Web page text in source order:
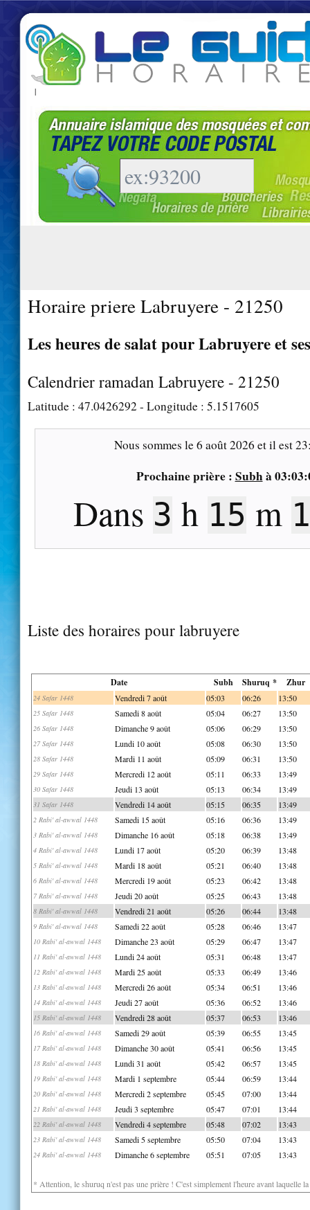
|
Horaire priere Labruyere - 21250
Les heures de salat pour Labruyere et
Calendrier ramadan Labruyere - 21250
Latitude : 47.0426292 - Longitude : 5.1517605
Nous sommes le6 août 2026 et il est
Prochaine prière : Subhà
Dans 3 h 15 m
Liste des horaires pour labruyere
Date Subh Shuruq * Zhur
24 Safar 1448 Vendredi 7 août 05:03 06:26 13:50
25 Safar 1448 Samedi 8 août 05:04 06:27 13:50
26 Safar 1448 Dimanche 9 août 05:06 06:29 13:50
27 Safar 1448 Lundi 10 août 05:08 06:30 13:50
28 Safar 1448 Mardi 11 août 05:09 06:31 13:50
29 Safar 1448 Mercredi 12 août 05:11 06:33 13:49
30 Safar 1448 Jeudi 13 août 05:13 06:34 13:49
31 Safar 1448 Vendredi 14 août 05:15 06:35 13:49
2 Rabi' al-awwal 1448 Samedi 15 août 05:16 06:36 13:49
3 Rabi' al-awwal 1448 Dimanche 16 août 05:18 06:38 13:49
4 Rabi' al-awwal 1448 Lundi 17 août 05:20 06:39 13:48
5 Rabi' al-awwal 1448 Mardi 18 août 05:21 06:40 13:48
6 Rabi' al-awwal 1448 Mercredi 19 août 05:23 06:42 13:48
7 Rabi' al-awwal 1448 Jeudi 20 août 05:25 06:43 13:48
8 Rabi' al-awwal 1448 Vendredi 21 août 05:26 06:44 13:48
9 Rabi' al-awwal 1448 Samedi 22 août 05:28 06:46 13:47
10 Rabi' al-awwal 1448 Dimanche 23 août 05:29 06:47 13:47
11 Rabi' al-awwal 1448 Lundi 24 août 05:31 06:48 13:47
12 Rabi' al-awwal 1448 Mardi 25 août 05:33 06:49 13:46
13 Rabi' al-awwal 1448 Mercredi 26 août 05:34 06:51 13:46
14 Rabi' al-awwal 1448 Jeudi 27 août 05:36 06:52 13:46
15 Rabi' al-awwal 1448 Vendredi 28 août 05:37 06:53 13:46
16 Rabi' al-awwal 1448 Samedi 29 août 05:39 06:55 13:45
17 Rabi' al-awwal 1448 Dimanche 30 août 05:41 06:56 13:45
18 Rabi' al-awwal 1448 Lundi 31 août 05:42 06:57 13:45
19 Rabi' al-awwal 1448 Mardi 1 septembre 05:44 06:59 13:44
20 Rabi' al-awwal 1448 Mercredi 2 septembre 05:45 07:00 13:44
21 Rabi' al-awwal 1448 Jeudi 3 septembre 05:47 07:01 13:44
22 Rabi' al-awwal 1448 Vendredi 4 septembre 05:48 07:02 13:43
23 Rabi' al-awwal 1448 Samedi 5 septembre 05:50 07:04 13:43
24 Rabi' al-awwal 1448 Dimanche 6 septembre 05:51 07:05 13:43
* Attention, le shuruq n'est pas une prière ! C'est simplement l'heure avant laquelle